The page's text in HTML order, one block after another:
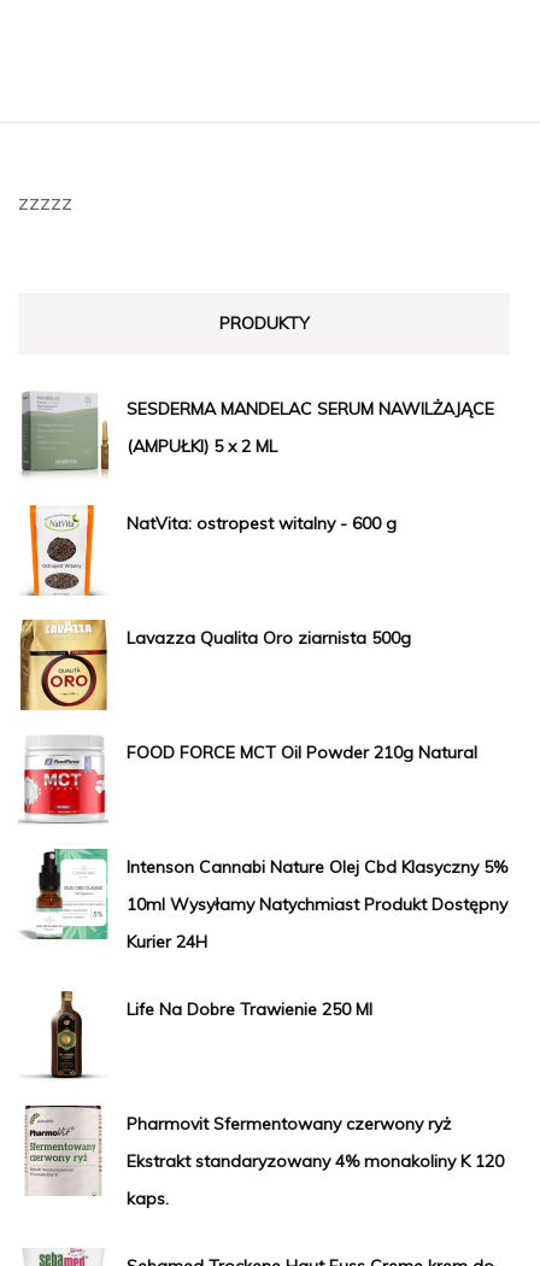
zzzzz
PRODUKTY
SESDERMA MANDELAC SERUM NAWILŻAJĄCE
(AMPUŁKI) 5 x 2 ML
NatVita: ostropest witalny - 600 g
Lavazza Qualita Oro ziarnista 500g
FOOD FORCE MCT Oil Powder 210g Natural
Intenson Cannabi Nature Olej Cbd Klasyczny 5%
10ml Wysyłamy Natychmiast Produkt Dostępny
Kurier 24H
Life Na Dobre Trawienie 250 Ml
Pharmovit Sfermentowany czerwony ryż
Ekstrakt standaryzowany 4% monakoliny K 120
kaps.